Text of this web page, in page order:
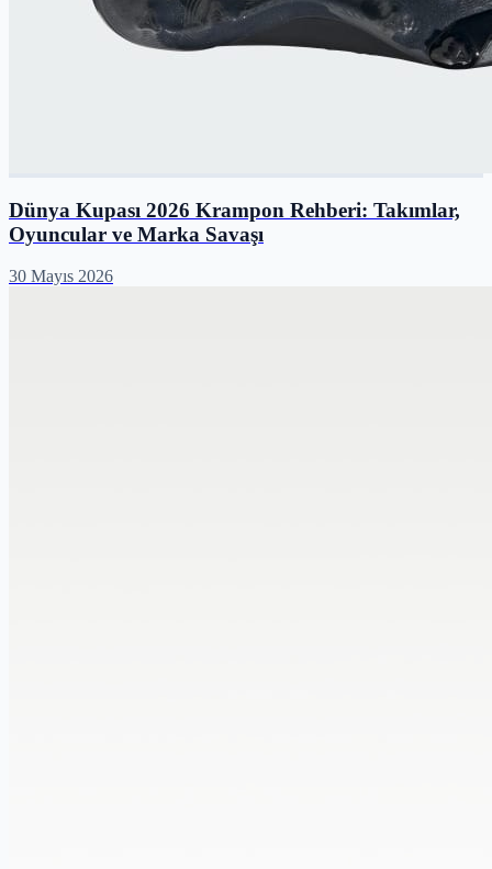
Dünya Kupası 2026 Krampon Rehberi: Takımlar,
Oyuncular ve Marka Savaşı
30 Mayıs 2026